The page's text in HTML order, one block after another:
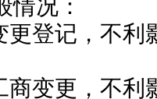
更登记，不
商变更，不